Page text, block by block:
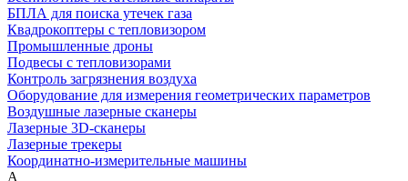
БПЛА для поиска утечек газа
Квадрокоптеры с тепловизором
Промышленные дроны
Подвесы с тепловизорами
Контроль загрязнения воздуха
Оборудование для измерения геометрических параметров
Воздушные лазерные сканеры
Лазерные 3D-сканеры
Лазерные трекеры
Координатно-измерительные машины
A